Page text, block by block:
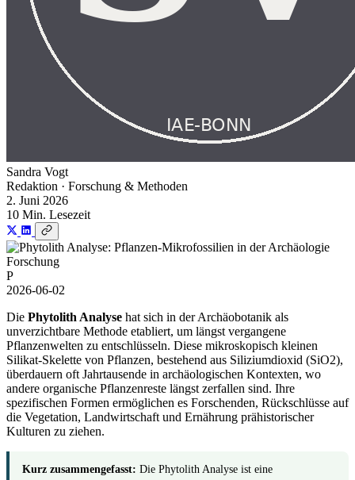
Sandra Vogt
Redaktion · Forschung & Methoden
2. Juni 2026
10 Min. Lesezeit
Forschung
P
2026-06-02
Die Phytolith Analyse hat sich in der Archäobotanik als
unverzichtbare Methode etabliert, um längst vergangene
Pflanzenwelten zu entschlüsseln. Diese mikroskopisch kleinen
Silikat-Skelette von Pflanzen, bestehend aus Siliziumdioxid (SiO2),
überdauern oft Jahrtausende in archäologischen Kontexten, wo
andere organische Pflanzenreste längst zerfallen sind. Ihre
spezifischen Formen ermöglichen es Forschenden, Rückschlüsse auf
die Vegetation, Landwirtschaft und Ernährung prähistorischer
Kulturen zu ziehen.
Kurz zusammengefasst: Die Phytolith Analyse ist eine